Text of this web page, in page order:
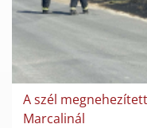
A szél
Marcalinál